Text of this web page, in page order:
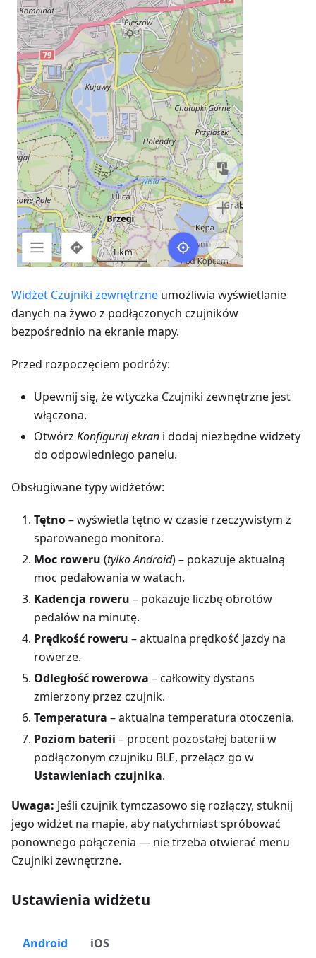
Widżet Czujniki zewnętrzne umożliwia wyświetlanie
danych na żywo z podłączonych czujników
bezpośrednio na ekranie mapy.
Przed rozpoczęciem podróży:
Upewnij się, że wtyczka Czujniki zewnętrzne jest
włączona.
Otwórz Konfiguruj ekran i dodaj niezbędne widżety
do odpowiedniego panelu.
Obsługiwane typy widżetów:
Tętno– wyświetla tętno w czasie rzeczywistym z
sparowanego monitora.
Moc roweru (tylko Android) – pokazuje aktualną
moc pedałowania w watach.
Kadencja roweru – pokazuje liczbę obrotów
pedałów na minutę.
Prędkość roweru – aktualna prędkość jazdy na
rowerze.
Odległość rowerowa – całkowity dystans
zmierzony przez czujnik.
Temperatura – aktualna temperatura otoczenia.
Poziom baterii – procent pozostałej baterii w
podłączonym czujniku BLE, przełącz go w
Ustawieniach czujnika.
Uwaga: Jeśli czujnik tymczasowo się rozłączy, stuknij
jego widżet na mapie, aby natychmiast spróbować
ponownego połączenia — nie trzeba otwierać menu
Czujniki zewnętrzne.
Ustawienia widżetu
Android iOS